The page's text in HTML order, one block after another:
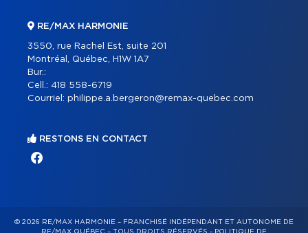
RE/MAX HARMONIE
3550, rue Rachel Est, suite 201
Montréal, Québec, H1W 1A7
Bur.:
Cell.: 418 558-6719
Courriel: philippe.a.bergeron@remax-quebec.com
RESTONS EN CONTACT
© 2026 RE/MAX HARMONIE – FRANCHISÉ INDÉPENDANT ET AUTONOME DE
RE/MAX QUÉBEC – TOUS DROITS RÉSERVÉS - POLITIQUE DE